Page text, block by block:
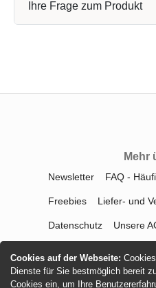
Cookies auf der Webseite:
Dienste für Sie bestmöglich bereit
Cookies ein, um Ihre
Ihre Frage zum Produkt
Mehr
Newsletter FAQ -
Freebies Liefer- und
Datenschutz Unsere
Vertrag